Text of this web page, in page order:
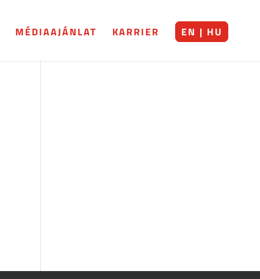
MÉDIAAJÁNLAT KARRIER EN | HU